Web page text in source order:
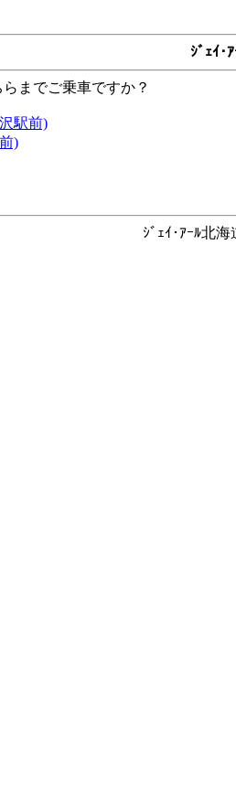
ｼﾞｪｲ･
までご乗車ですか？
駅前)
)
ｼﾞｪｲ･ｱｰﾙ北